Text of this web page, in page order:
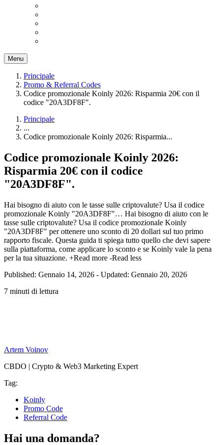
Menu
Principale
Promo & Referral Codes
Codice promozionale Koinly 2026: Risparmia 20€ con il
codice "20A3DF8F".
Principale
...
Codice promozionale Koinly 2026: Risparmia...
Codice promozionale Koinly 2026:
Risparmia 20€ con il codice
"20A3DF8F".
Hai bisogno di aiuto con le tasse sulle criptovalute? Usa il codice
promozionale Koinly "20A3DF8F"… Hai bisogno di aiuto con le
tasse sulle criptovalute? Usa il codice promozionale Koinly
"20A3DF8F" per ottenere uno sconto di 20 dollari sul tuo primo
rapporto fiscale. Questa guida ti spiega tutto quello che devi sapere
sulla piattaforma, come applicare lo sconto e se Koinly vale la pena
per la tua situazione. +Read more -Read less
Published: Gennaio 14, 2026 - Updated: Gennaio 20, 2026
7 minuti di lettura
Artem Voinov
CBDO | Crypto & Web3 Marketing Expert
Tag:
Koinly
Promo Code
Referral Code
Hai una domanda?